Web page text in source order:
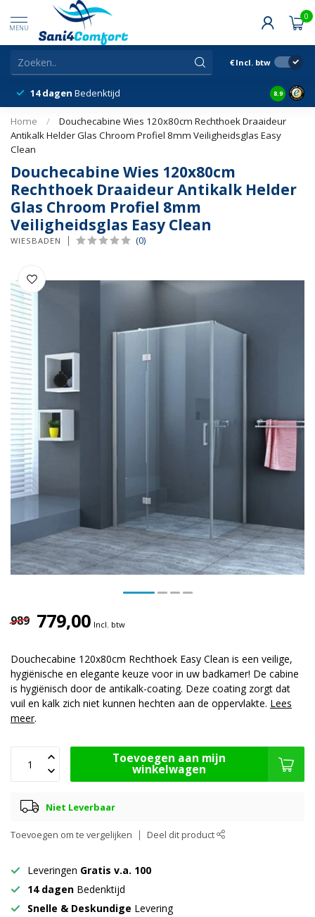
MENU
0
€ Incl. btw
14 dagen Bedenktijd Snelle
8.9
Home /
Douchecabine Wies 120x80cm Rechthoek Draaideur
Antikalk Helder Glas Chroom Profiel 8mm Veiligheidsglas Easy
Clean
Douchecabine Wies 120x80cm
Rechthoek Draaideur Antikalk Helder
Glas Chroom Profiel 8mm
Veiligheidsglas Easy Clean
WIESBADEN (0)
989 779,00 Incl. btw
Douchecabine 120x80cm Rechthoek Easy Clean is een veilige,
hygiënische en elegante keuze voor in uw badkamer! De cabine
is hygiënisch door de antikalk-coating. Deze coating zorgt dat
vuil en kalk zich niet kunnen hechten aan de oppervlakte. Lees
meer.
Toevoegen aan mijn
winkelwagen
Niet Leverbaar
Toevoegen om te vergelijken Deel dit product
Leveringen Gratis v.a. 100
14 dagen Bedenktijd
Snelle & Deskundige Levering